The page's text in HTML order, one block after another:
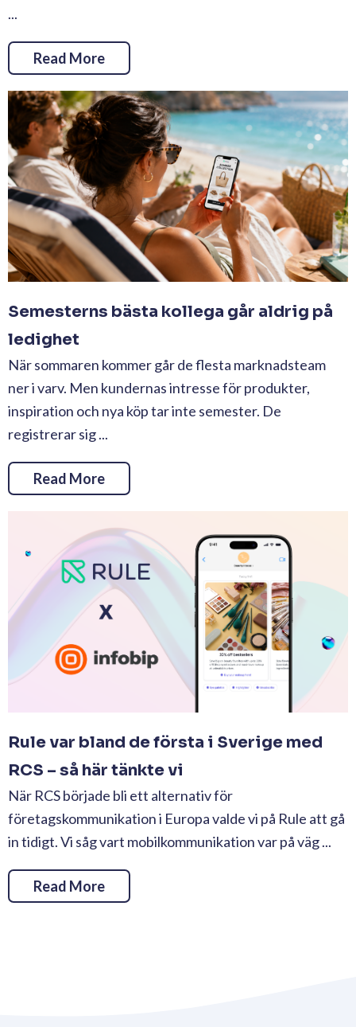
...
Read More
Semesterns bästa kollega går aldrig på
ledighet
När sommaren kommer går de flesta marknadsteam
ner i varv. Men kundernas intresse för produkter,
inspiration och nya köp tar inte semester. De
registrerar sig ...
Read More
Rule var bland de första i Sverige med
RCS – så här tänkte vi
När RCS började bli ett alternativ för
företagskommunikation i Europa valde vi på Rule att gå
in tidigt. Vi såg vart mobilkommunikation var på väg ...
Read More